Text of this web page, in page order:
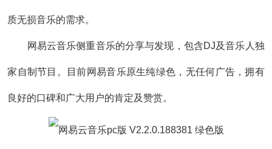
质无损音乐的需求。
网易云音乐侧重音乐的分享与发现，包含DJ及音乐人独
家自制节目。目前网易音乐原生纯绿色，无任何广告，拥有
良好的口碑和广大用户的肯定及赞赏。